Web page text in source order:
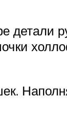
детали